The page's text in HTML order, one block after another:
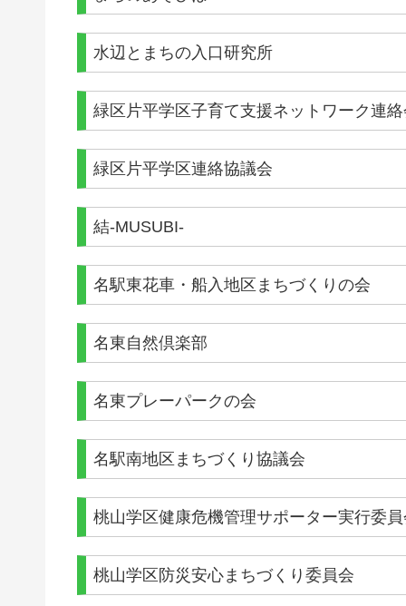
水辺とまちの入口研究所
緑区片平学区子育て支援ネットワーク連
緑区片平学区連絡協議会
結-MUSUBI-
名駅東花車・船入地区まちづくりの会
名東自然倶楽部
名東プレーパークの会
名駅南地区まちづくり協議会
桃山学区健康危機管理サポーター実行委
桃山学区防災安心まちづくり委員会